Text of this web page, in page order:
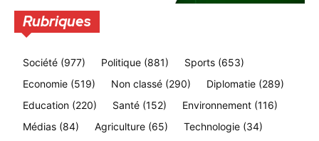
Rubriques
Société (977) Politique (881) Sports (653)
Economie (519) Non classé (290) Diplomatie (289)
Education (220) Santé (152) Environnement (116)
Médias (84) Agriculture (65) Technologie (34)